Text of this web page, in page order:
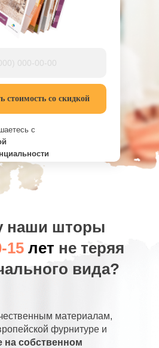
стоимость со скидкой
с
наши шторы
15 лет не теряя
вида?
материалам,
фурнитуре и
на собственном